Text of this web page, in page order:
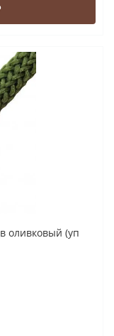
оливковый (уп